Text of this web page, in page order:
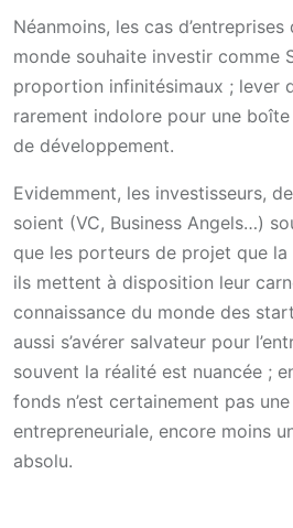
Néanmoins, les cas
monde souhaite investir comme
proportion infinitésimaux ; lever
rarement indolore pour une
de développement.
Evidemment, les investisseurs,
soient (VC, Business Angels…)
que les porteurs de projet que
ils mettent à disposition leur
connaissance du monde des
aussi s’avérer salvateur pour
souvent la réalité est nuancée ;
fonds n’est certainement pas
entrepreneuriale, encore moins
absolu.